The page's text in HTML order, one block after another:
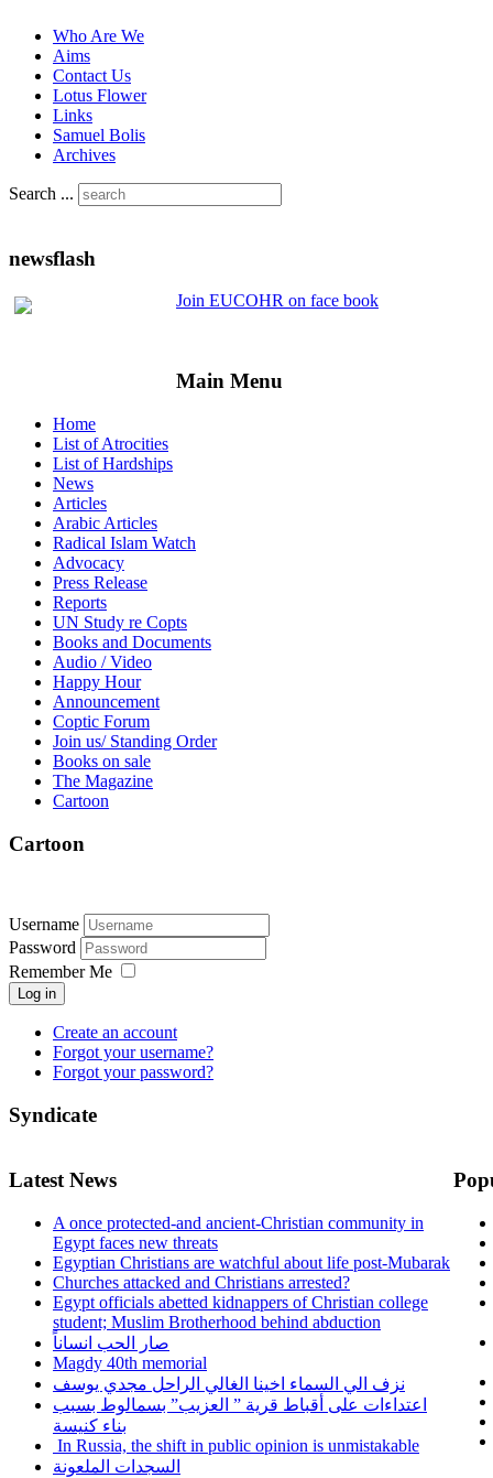
Who Are We
Aims
Contact Us
Lotus Flower
Links
Samuel Bolis
Archives
Search ...
newsflash
Join EUCOHR on face book
Main Menu
Home
List of Atrocities
List of Hardships
News
Articles
Arabic Articles
Radical Islam Watch
Advocacy
Press Release
Reports
UN Study re Copts
Books and Documents
Audio / Video
Happy Hour
Announcement
Coptic Forum
Join us/ Standing Order
Books on sale
The Magazine
Cartoon
Cartoon
Username
Password
Remember Me
Log in
Create an account
Forgot your username?
Forgot your password?
Syndicate
Latest News
A once protected-and ancient-Christian community in
Egypt faces new threats
Egyptian Christians are watchful about life post-Mubarak
Churches attacked and Christians arrested?
Egypt officials abetted kidnappers of Christian college
student; Muslim Brotherhood behind abduction
صار الحب انساناً
Magdy 40th memorial
نزف الي السماء اخينا الغالي الراحل مجدي يوسف
اعتداءات على أقباط قرية ” العزيب” بسمالوط بسبب
بناء كنيسة
In Russia, the shift in public opinion is unmistakable
السجدات الملعونة